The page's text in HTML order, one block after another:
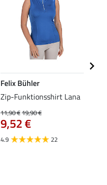
Felix Bühler
Zip-Funktionsshirt Lana
11,90 €19,90 €
9,52 €
4.9 22